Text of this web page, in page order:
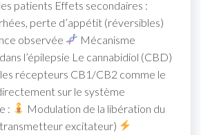
patients Effets secondaires :
perte d’appétit (réversibles)
observée
Mécanisme
l’épilepsie Le cannabidiol (CBD)
les récepteurs CB1/CB2 comme le
sur le système
:
Modulation de la libération du
excitateur)